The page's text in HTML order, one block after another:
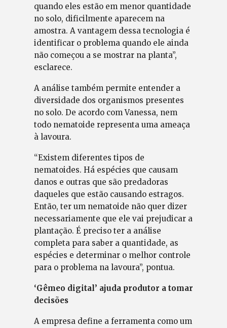
quando eles estão em menor quantidade
no solo, dificilmente aparecem na
amostra. A vantagem dessa tecnologia é
identificar o problema quando ele ainda
não começou a se mostrar na planta”,
esclarece.
A análise também permite entender a
diversidade dos organismos presentes
no solo. De acordo com Vanessa, nem
todo nematoide representa uma ameaça
à lavoura.
“Existem diferentes tipos de
nematoides. Há espécies que causam
danos e outras que são predadoras
daqueles que estão causando estragos.
Então, ter um nematoide não quer dizer
necessariamente que ele vai prejudicar a
plantação. É preciso ter a análise
completa para saber a quantidade, as
espécies e determinar o melhor controle
para o problema na lavoura”, pontua.
‘Gêmeo digital’ ajuda produtor a tomar
decisões
A empresa define a ferramenta como um